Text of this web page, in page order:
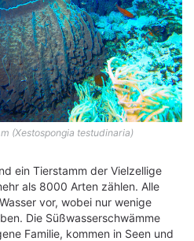
(Xestospongia testudinaria)
ein Tierstamm der Vielzellige
als 8000 Arten zählen. Alle
vor, wobei nur wenige
Die Süßwasserschwämme
Familie, kommen in Seen und